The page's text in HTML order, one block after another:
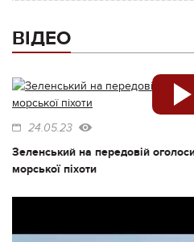
ВІДЕО
24.05.23
Зеленський на передовій
морської піхоти